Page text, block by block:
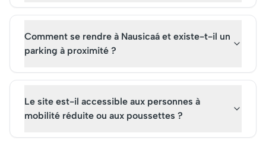
Comment se rendre à Nausicaá et existe-t-il un
parking à proximité ?
Le site est-il accessible aux personnes à
mobilité réduite ou aux poussettes ?